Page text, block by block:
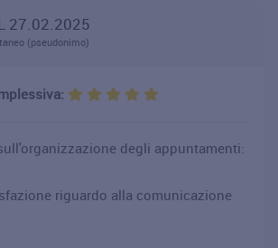
27.02.2025
(pseudonimo)
degli appuntamenti:
riguardo alla comunicazione